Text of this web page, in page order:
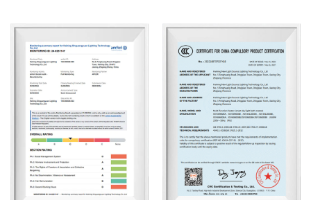
Produktionslinien und bringen eine Reihe neuer Designs
auf den Markt, darunter LED-Leuchten, -Röhren und -
Glühbirnen.
Unser Unternehmen verfügt über 50.000 m² Werkstätten,
Lagerhallen und Büroflächen. Wir beschäftigen 500
Facharbeiter und Beleuchtungsexperten, die 20
professionelle Produktionslinien und wichtige
Unternehmensfunktionen bedienen. Unser Vertriebsteam
besteht aus 20 Vertretern und unsere Exporte erstrecken